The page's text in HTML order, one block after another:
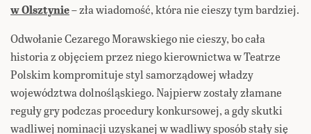
w Olsztynie– zła wiadomość, która nie cieszy tym bardziej.
Odwołanie Cezarego Morawskiego nie cieszy, bo cała
historia z objęciem przez niego kierownictwa w Teatrze
Polskim kompromituje styl samorządowej władzy
województwa dolnośląskiego. Najpierw zostały złamane
reguły gry podczas procedury konkursowej, a gdy skutki
wadliwej nominacji uzyskanej w wadliwy sposób stały się